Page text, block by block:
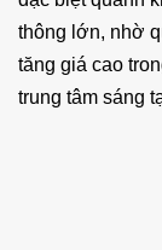
thông lớn, nhờ
tăng giá cao
trung tâm sáng